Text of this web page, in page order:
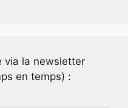
via la newsletter
en temps) :